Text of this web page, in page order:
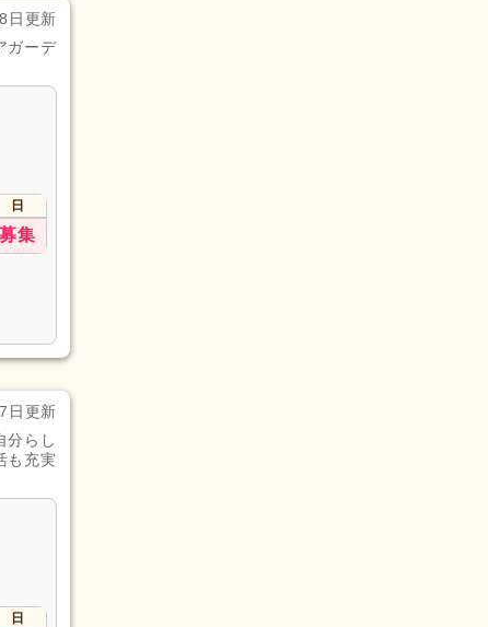
日更新
ガーデ
日
募集
日更新
分らし
も充実
日